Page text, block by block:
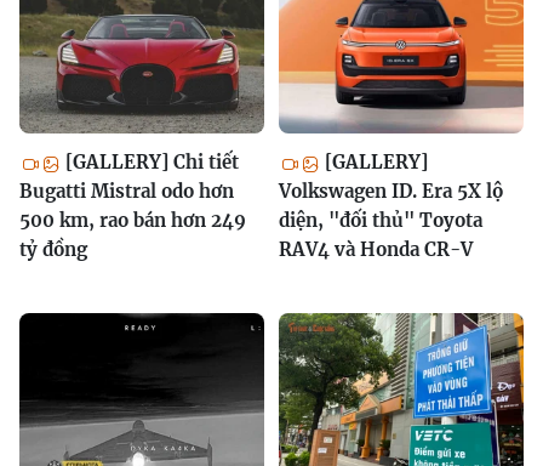
[GALLERY] Chi tiết
Bugatti Mistral odo hơn
500 km, rao bán hơn 249
tỷ đồng
[GALLERY]
Volkswagen ID. Era 5X lộ
diện, "đối thủ" Toyota
RAV4 và Honda CR-V